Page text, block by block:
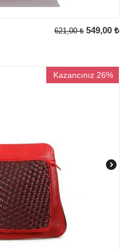
621,00 ₺ 549,00 ₺
Kazancınız 26%